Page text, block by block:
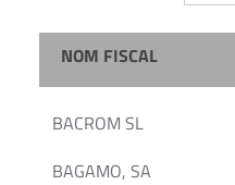
NOM FISCAL
BACROM SL
BAGAMO, SA